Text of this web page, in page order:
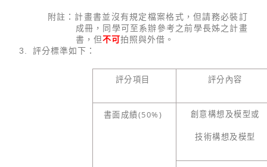
附註： 計畫書並沒有規定檔案格式，但請務必裝訂
成冊，同學可至系辦參考之前學長姊之計畫
書，但不可拍照與外借。
3.
評分標準如下：
評分項目 評分內容
書面成績(50%) 創意構想及模型或
技術構想及模型